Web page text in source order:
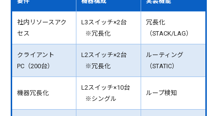
社内リソースアク
セス
L3スイッチ×2台
※冗長化
冗長化
（STACK/LAG）
クライアント
PC（200台）
L2スイッチ×2台
※冗長化
ルーティング
（STATIC）
機器冗長化
L2スイッチ×10台
※シングル
ループ検知